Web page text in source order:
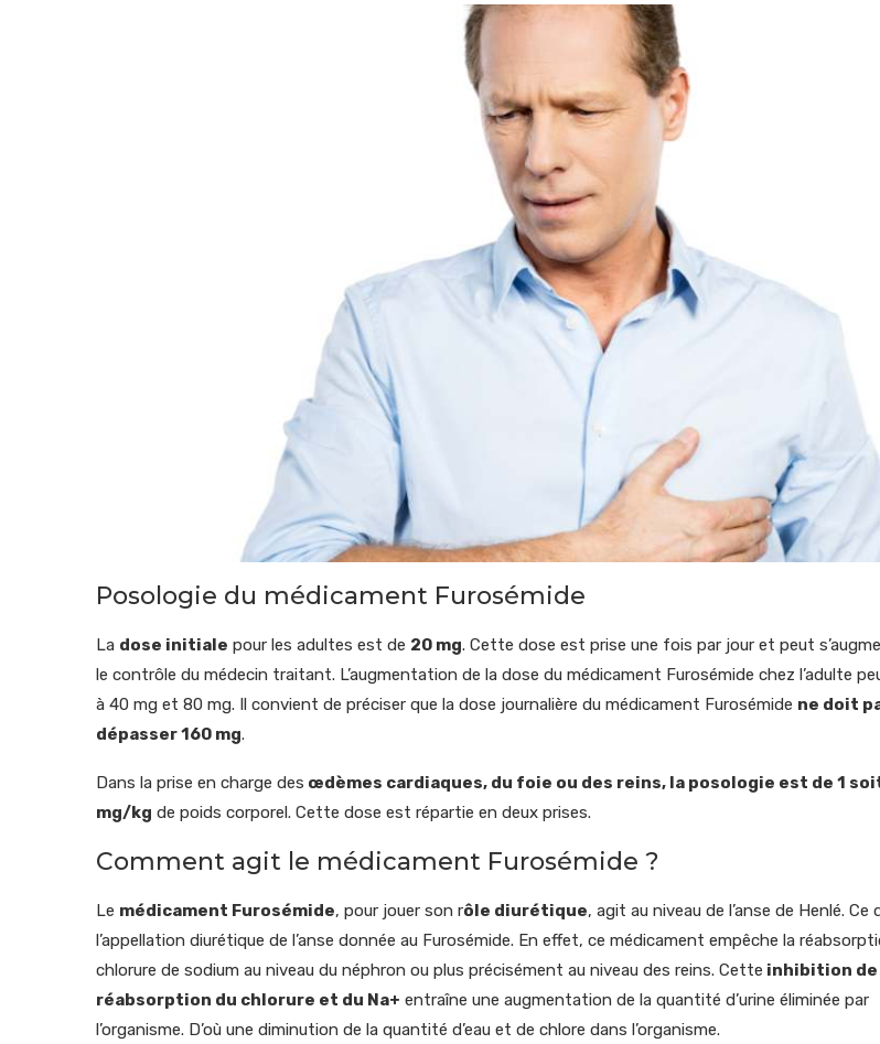
Posologie du médicament Furosémide
La dose initiale pour les adultes est de 20 mg. Cette dose est prise une fois par jour et peut
le contrôle du médecin traitant. L’augmentation de la dose du médicament Furosémide chez l’adulte
à 40 mg et 80 mg. Il convient de préciser que la dose journalière du médicament Furosémide ne doit
dépasser 160 mg.
Dans la prise en charge des œdèmes cardiaques, du foie ou des reins, la posologie est de 1
mg/kg de poids corporel. Cette dose est répartie en deux prises.
Comment agit le médicament Furosémide ?
Le médicament Furosémide, pour jouer son rôle diurétique, agit au niveau de l’anse de Henlé. Ce
l’appellation diurétique de l’anse donnée au Furosémide. En effet, ce médicament empêche la
chlorure de sodium au niveau du néphron ou plus précisément au niveau des reins. Cette inhibition de
réabsorption du chlorure et du Na+ entraîne une augmentation de la quantité d’urine éliminée par
l’organisme. D’où une diminution de la quantité d’eau et de chlore dans l’organisme.